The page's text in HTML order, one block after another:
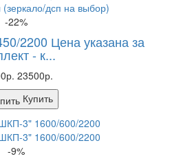
-22%
2200 Цена указана за
- к...
23500р.
Купить
-9%